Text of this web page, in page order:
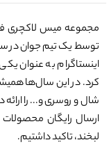
مجموعه میس لاکچری
اینستاگرام به عنوان
کرد. در این سال‌ها
شال و روسری و... را
ارسال رایگان
لبخند، تاکید داشتیم.